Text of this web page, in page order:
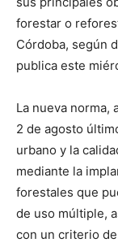
forestar o
Córdoba, según
publica este
La nueva norma,
2 de agosto
urbano y la
mediante la
forestales que
de uso múltiple,
con un criterio